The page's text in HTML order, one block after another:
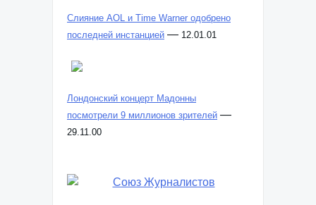
Слияние AOL и Time Warner одобрено
последней инстанцией — 12.01.01
Лондонский концерт Мадонны
посмотрели 9 миллионов зрителей —
29.11.00